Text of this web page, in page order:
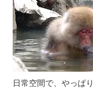
日常空間で、やっぱ